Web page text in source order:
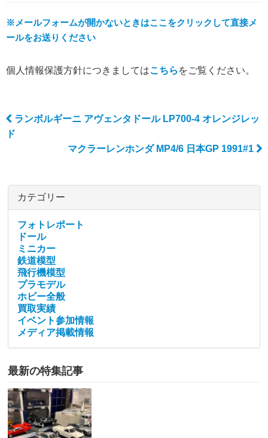
※メールフォームが開かないときはここをクリックして直接メ
ールをお送りください
個人情報保護方針につきましてはこちら をご覧ください。
Post navigation
ランボルギーニ アヴェンタドール LP700-4 オレンジレッ
ド
マクラーレンホンダ MP4/6 日本GP 1991#1
カテゴリー
フォトレポート
ドール
ミニカー
鉄道模型
飛行機模型
プラモデル
ホビー全般
買取実績
イベント参加情報
メディア掲載情報
最新の特集記事